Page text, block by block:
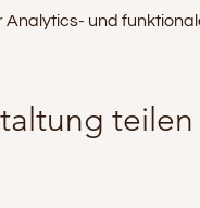
und
teilen